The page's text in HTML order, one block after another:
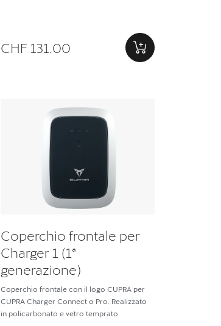
CHF 131.00
Coperchio frontale per
Charger 1 (1ª
generazione)
Coperchio frontale con il logo CUPRA per
CUPRA Charger Connect o Pro. Realizzato
in policarbonato e vetro temprato.